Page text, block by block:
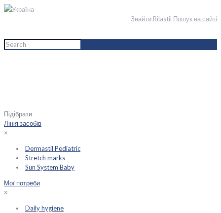
Україна
Знайти Rilastil Пошук на сайті
Підібрати
Лінія засобів
×
Dermastil Pediatric
Stretch marks
Sun System Baby
Мої потреби
×
Daily hygiene